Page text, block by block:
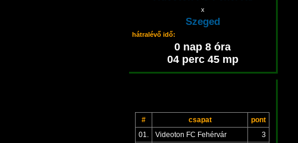
x
Szeged
hátralévő idő:
0 nap 8 óra
04 perc 44 mp
# csapat
pont
01.
Videoton FC Fehérvár
3